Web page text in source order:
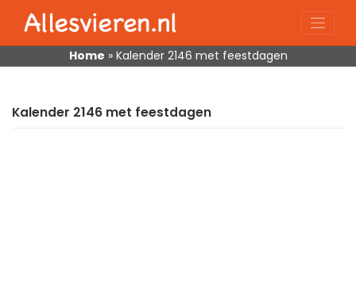
content
Home » Kalender 2146 met feestdagen
Kalender 2146 met feestdagen